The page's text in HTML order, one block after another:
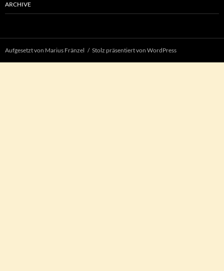
ARCHIVE
Aufgesetzt von Marius Fränzel Stolz präsentiert von WordPress